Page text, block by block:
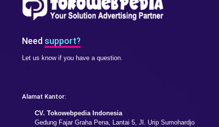
Need support?
Let us know if you have a question.
Alamat Kantor:
CV. Tokowebpedia Indonesia
Gedung Fajar Graha Pena, Lantai 5, Jl. Urip Sumohardjo